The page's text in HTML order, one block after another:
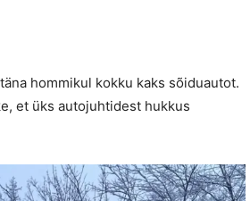
hommikul kokku kaks sõiduautot.
et üks autojuhtidest hukkus